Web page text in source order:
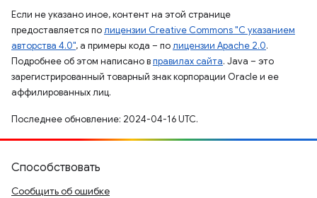
Если не указано иное, контент на этой странице
предоставляется полицензии Creative Commons "С указанием
авторства 4.0", а примеры кода – полицензии Apache 2.0.
Подробнее об этом написано вправилах сайта. Java – это
зарегистрированный товарный знак корпорации Oracle и ее
аффилированных лиц.
Последнее обновление: 2024-04-16 UTC.
Способствовать
Сообщить об ошибке